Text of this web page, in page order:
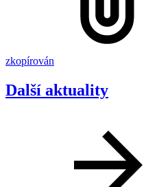
zkopírován
Další aktuality